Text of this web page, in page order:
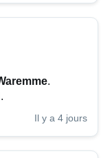
.
Il y a 4 jours